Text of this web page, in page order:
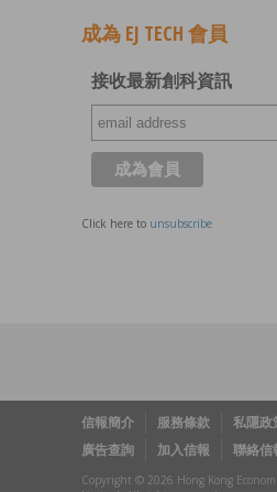
成為 EJ TECH 會員
接收最新創科資訊
Click here to unsubscribe
信報簡介 服務條款 私隱政
廣告查詢
加入信報 聯絡信
Copyright © 2026 Hong Kong